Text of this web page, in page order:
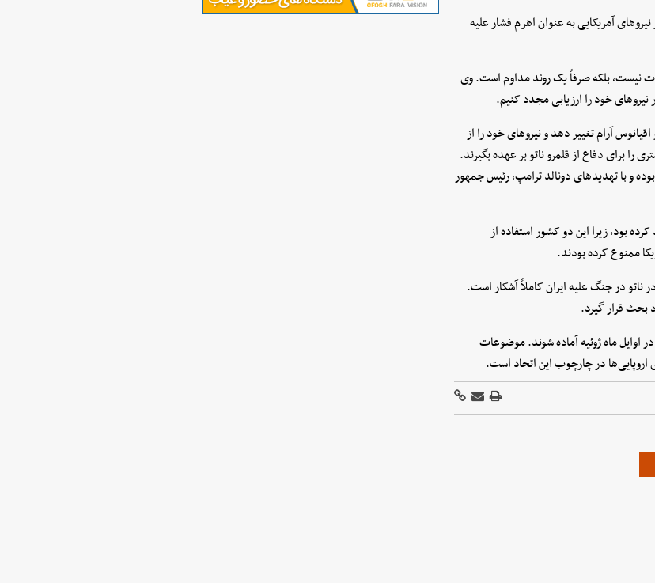
نیروهای آمریکایی به عنوان اهرم فشار علیه
نیست، بلکه صرفاً یک روند مداوم است. وی
خود را ارزیابی مجدد کنیم.
آرام تغییر دهد و نیروهای خود را از
را برای دفاع از قلمرو ناتو بر عهده بگیرند.
و با تهدیدهای دونالد ترامپ، رئیس جمهور
بود، زیرا این دو کشور استفاده از
ممنوع کرده بودند.
در جنگ علیه ایران کاملاً آشکار است.
بحث قرار گیرد.
اوایل ماه ژوئیه آماده شوند. موضوعات
در چارچوب این اتحاد است.